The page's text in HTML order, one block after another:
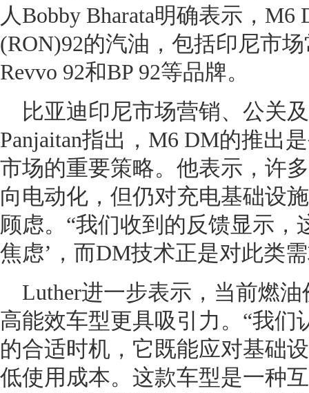
人Bobby Bharata明确表示，
(RON)92的汽油，包括印尼市
Revvo 92和BP 92等品牌。
比亚迪印尼市场营销、公关
Panjaitan指出，M6 DM的推出
市场的重要策略。他表示，许
向电动化，但仍对充电基础设
顾虑。“我们收到的反馈显示，
焦虑’，而DM技术正是对此类
Luther进一步表示，当前燃
高能效车型更具吸引力。“我们
的合适时机，它既能应对基础
低使用成本。这款车型是一种